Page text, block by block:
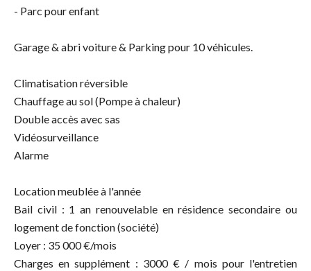
- Parc pour enfant
Garage & abri voiture & Parking pour 10 véhicules.
Climatisation réversible
Chauffage au sol (Pompe à chaleur)
Double accès avec sas
Vidéosurveillance
Alarme
Location meublée à l'année
Bail civil : 1 an renouvelable en résidence secondaire ou
logement de fonction (société)
Loyer : 35 000 €/mois
Charges en supplément : 3000 € / mois pour l'entretien